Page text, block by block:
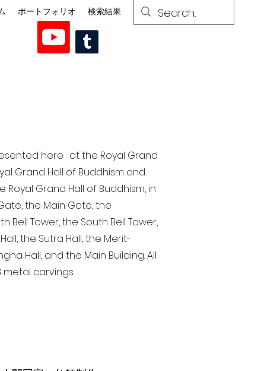
ポートフォリオ 検索結果
here at the Royal Grand
Grand Hall of Buddhism and
Grand Hall of Buddhism, in
the Main Gate, the
Bell Tower, the South Bell Tower,
the Sutra Hall, the Merit-
Hall, and the Main Building. All
carvings.